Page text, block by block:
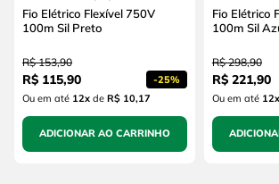
Fio Elétrico Flexível 750V
100m Sil Preto
R$ 153,90
R$ 115,90 -25%
Ou em até 12xde R$ 10,17
ADICIONAR AO CARRINHO
Fio Elétrico
100m Sil
R$ 298,90
R$ 221,90
Ou em até 12x